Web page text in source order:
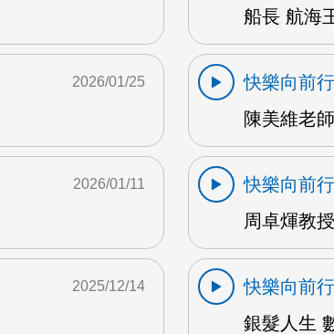
船長 航海
2026/01/25
快樂向前行
陳美維老
2026/01/11
快樂向前行
周卓煇教
2025/12/14
快樂向前行
銀髮人生